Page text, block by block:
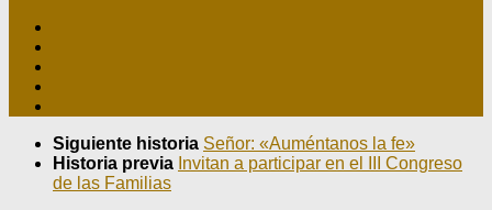
Siguiente historia Señor: «Auméntanos la fe»
Historia previa Invitan a participar en el III Congreso
de las Familias